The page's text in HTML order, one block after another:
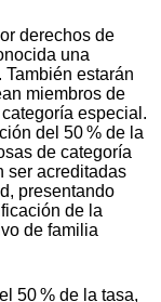
derechos de
una
estarán
miembros de
especial.
del 50 % de la
de categoría
ser acreditadas
presentando
de la
de familia
50 % de la tasa,